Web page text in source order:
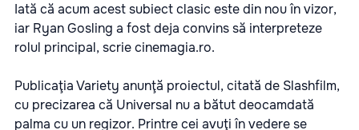
Iată că acum acest subiect clasic este din nou în vizor,
iar Ryan Gosling a fost deja convins să interpreteze
rolul principal, scriecinemagia.ro.
Publicaţia Variety anunţă proiectul, citată de Slashfilm,
cu precizarea că Universal nu a bătut deocamdată
palma cu un regizor. Printre cei avuţi în vedere se